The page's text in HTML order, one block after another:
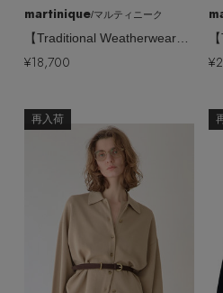
ポーチ
その他(傘・ハンカチ・時
HOT STYLE
EDITOR'S CLOSET
メルマガ PICKUP
PERSONAL COLOR
価格
martinique/マルティニーク
【Traditional Weatherwear】レインローファー
¥18,700
再入荷